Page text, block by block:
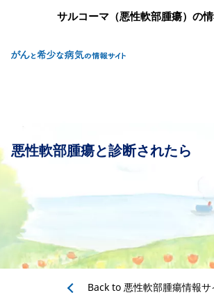
メインコン
サルコーマ（悪性軟部腫瘍）の
Site Logo
悪性軟部腫瘍と診断されたら
Back to 悪性軟部腫瘍情報サ